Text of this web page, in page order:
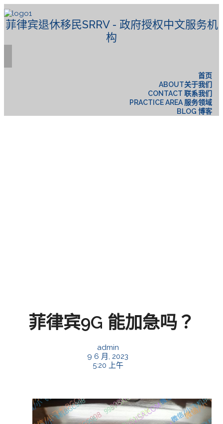
菲律宾退休移民SRRV - 政府授权中文服务机
构
首页
ABOUT关于我们
CONTACT 联系我们
PRACTICE AREA 服务领域
BLOG 博客
菲律宾9G 能加急吗？
admin
9 6 月, 2023
5:20 上午